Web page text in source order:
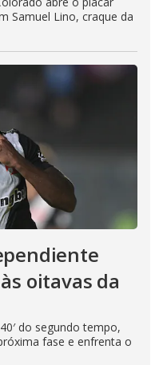
Samuel Lino, craque da
oitavas da
do segundo tempo,
fase e enfrenta o